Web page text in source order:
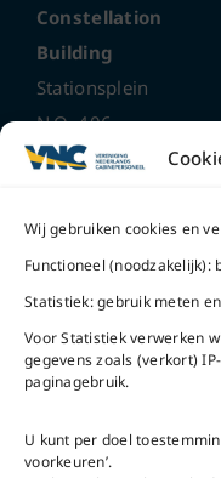
Wij gebruiken cookies en
Functioneel (noodzakelijk):
Statistiek: gebruik meten
Voor Statistiek verwerken
gegevens zoals (verkort)
paginagebruik.
U kunt per doel
voorkeuren’.
Constellation
Building
Stationsplein
N.O. 406
1117 CL
Bel ons
Mail ons
VNC Statuten